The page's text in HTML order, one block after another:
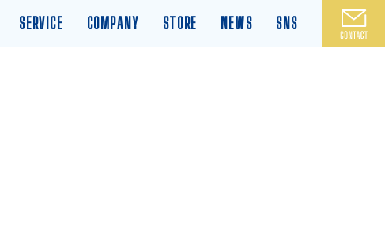
SERVICE COMPANY STORE NEWS SNS